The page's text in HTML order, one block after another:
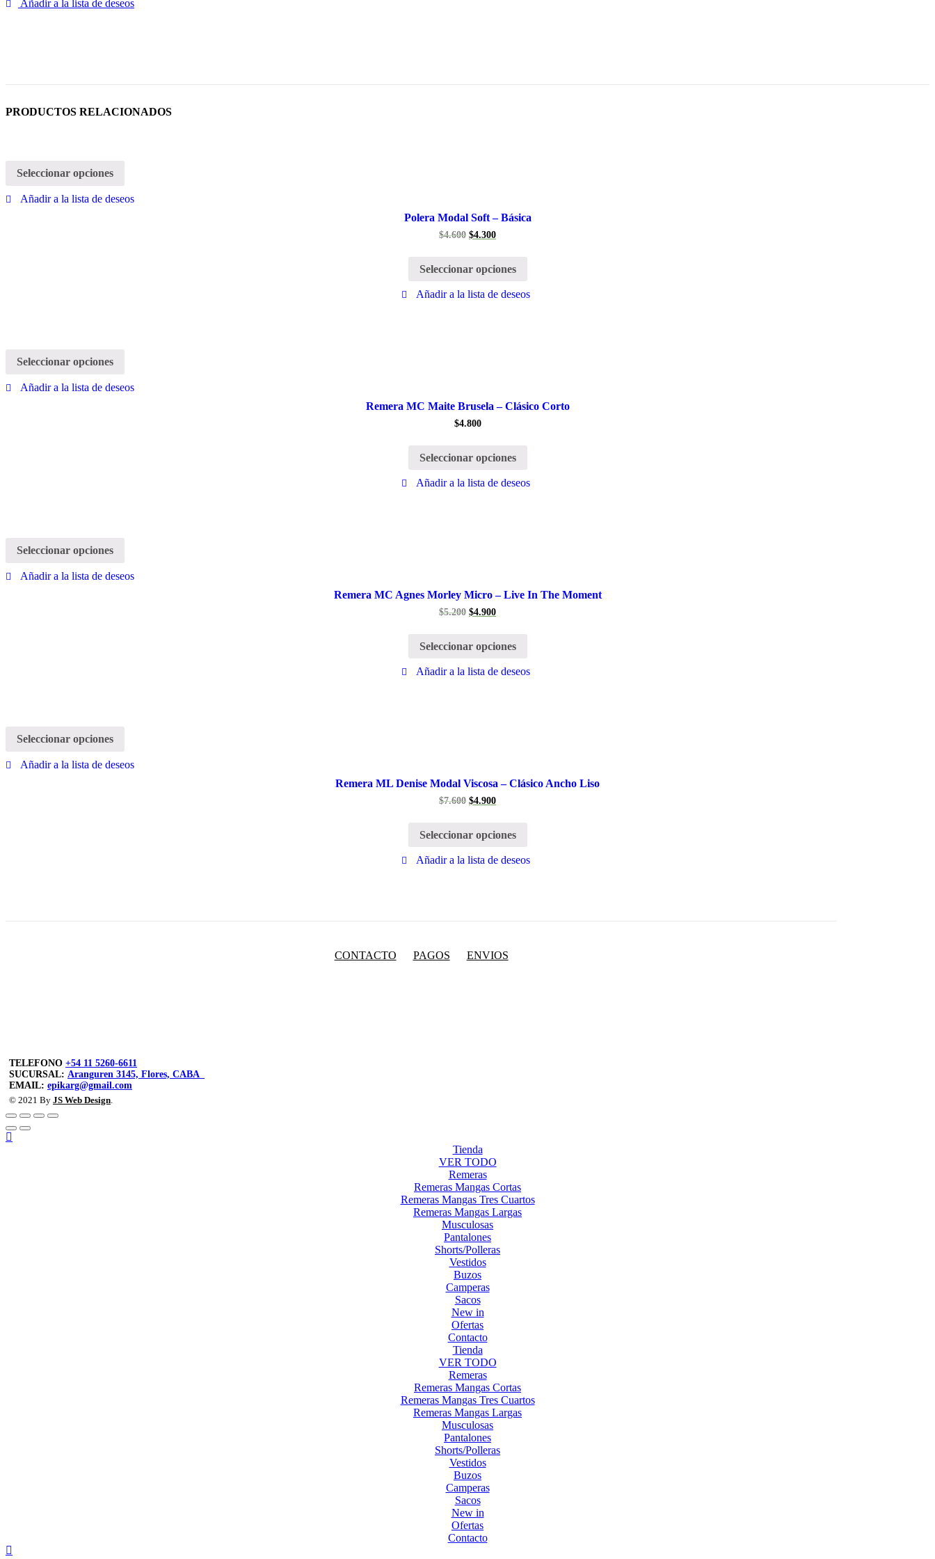
Añadir a la lista de deseos
PRODUCTOS RELACIONADOS
Seleccionar opciones
Añadir a la lista de deseos
Polera Modal Soft – Básica
$4.600 $4.300
Seleccionar opciones
Añadir a la lista de deseos
Seleccionar opciones
Añadir a la lista de deseos
Remera MC Maite Brusela – Clásico Corto
$4.800
Seleccionar opciones
Añadir a la lista de deseos
Seleccionar opciones
Añadir a la lista de deseos
Remera MC Agnes Morley Micro – Live In The Moment
$5.200 $4.900
Seleccionar opciones
Añadir a la lista de deseos
Seleccionar opciones
Añadir a la lista de deseos
Remera ML Denise Modal Viscosa – Clásico Ancho Liso
$7.600 $4.900
Seleccionar opciones
Añadir a la lista de deseos
CONTACTO PAGOS ENVIOS
TELEFONO +54 11 5260-6611
SUCURSAL: Aranguren 3145, Flores, CABA
EMAIL: epikarg@gmail.com
© 2021 By JS Web Design
Tienda
VER TODO
Remeras
Remeras Mangas Cortas
Remeras Mangas Tres Cuartos
Remeras Mangas Largas
Musculosas
Pantalones
Shorts/Polleras
Vestidos
Buzos
Camperas
Sacos
New in
Ofertas
Contacto
Tienda
VER TODO
Remeras
Remeras Mangas Cortas
Remeras Mangas Tres Cuartos
Remeras Mangas Largas
Musculosas
Pantalones
Shorts/Polleras
Vestidos
Buzos
Camperas
Sacos
New in
Ofertas
Contacto